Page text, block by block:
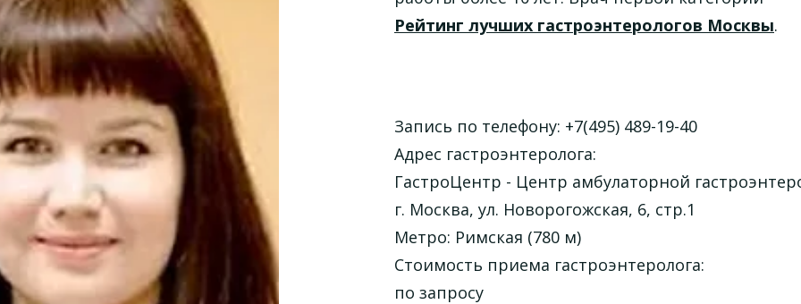
Рейтинг лучших гастроэнтерологов Москвы.
Запись по телефону: +7(495) 489-19-40
Адрес гастроэнтеролога:
ГастроЦентр - Центр амбулаторной
г. Москва, ул. Новорогожская, 6, стр.1
Метро: Римская (780 м)
Стоимость приема гастроэнтеролога:
по запросу